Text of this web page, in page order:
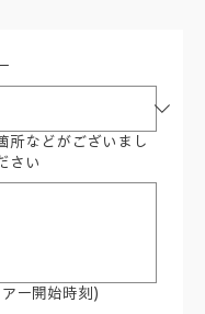
所などがございまし
さい
ー開始時刻)